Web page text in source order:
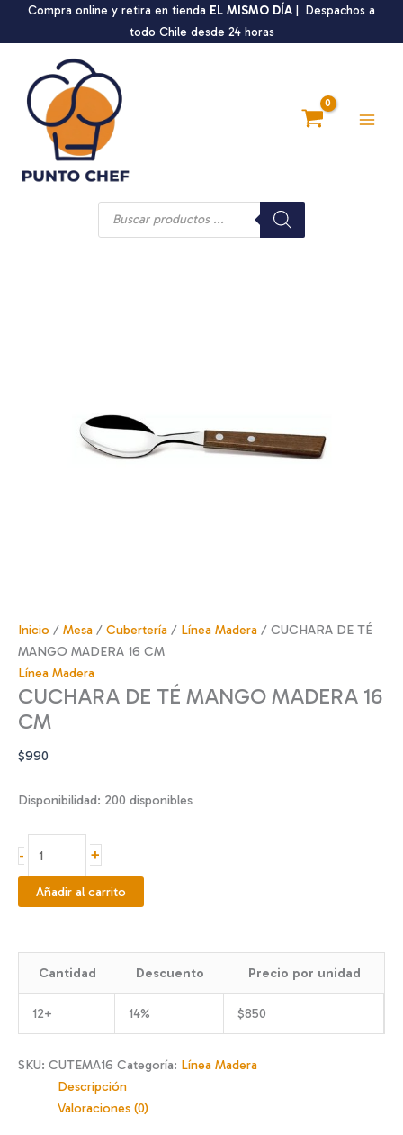
Compra online y retira en tienda EL MISMO DÍA | Despachos a
todo Chile desde 24 horas
Búsqueda
Inicio / Mesa / Cubertería / Línea Madera / CUCHARA DE TÉ
MANGO MADERA 16 CM
Línea Madera
CUCHARA DE TÉ MANGO MADERA 16
CM
$990
Disponibilidad: 200 disponibles
-
DE
TÉ
MANGO
16
CM
cantidad
+
Añadir al carrito
Cantidad Descuento Precio por unidad
12+ 14% $850
SKU: CUTEMA16 Categoría: Línea Madera
Descripción
Valoraciones (0)